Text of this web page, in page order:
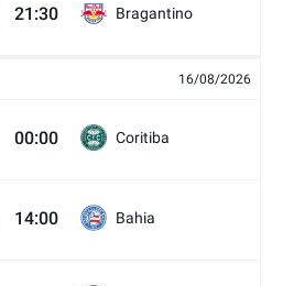
21:30 Bragantino
16/08/2026
00:00 Coritiba
14:00 Bahia